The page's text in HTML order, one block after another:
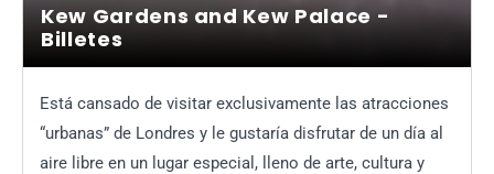
Kew Gardens and Kew Palace -
Billetes
Está cansado de visitar exclusivamente las atracciones
“urbanas” de Londres y le gustaría disfrutar de un día al
aire libre en un lugar especial, lleno de arte, cultura y